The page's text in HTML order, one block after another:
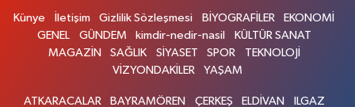
Künye İletişim Gizlilik Sözleşmesi BİYOGRAFİLER
EKONOMİ
GENEL
GÜNDEM kimdir-nedir-nasil
KÜLTÜR SANAT
MAGAZİN
SAĞLIK SİYASET SPOR
TEKNOLOJİ
VİZYONDAKİLER
YAŞAM
ATKARACALAR BAYRAMÖREN ÇERKEŞ ELDİVAN ILGAZ